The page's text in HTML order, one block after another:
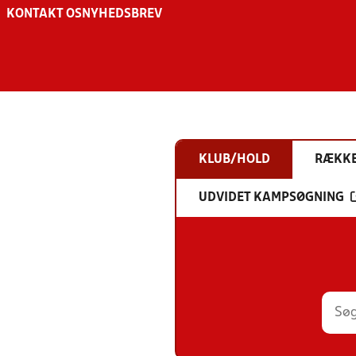
KONTAKT OS NYHEDSBREV
KLUB/HOLD
UDVIDET KAMPSØGNING